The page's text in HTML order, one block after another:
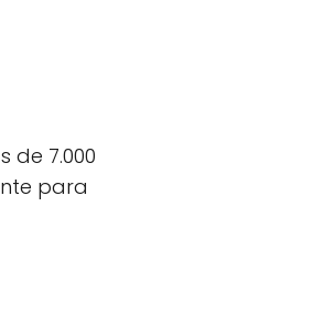
de 7.000
para